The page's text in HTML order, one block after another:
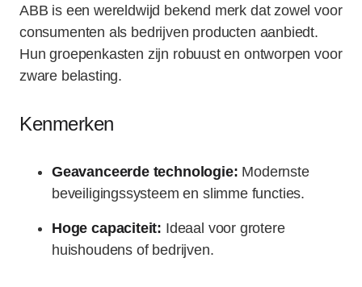
ABB is een wereldwijd bekend merk dat zowel voor
consumenten als bedrijven producten aanbiedt.
Hun groepenkasten zijn robuust en ontworpen voor
zware belasting.
Kenmerken
Geavanceerde technologie: Modernste
beveiligingssysteem en slimme functies.
Hoge capaciteit: Ideaal voor grotere
huishoudens of bedrijven.